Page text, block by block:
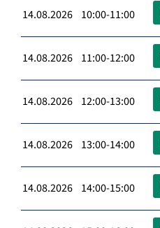
14.08.2026 10:00-11:00
14.08.2026 11:00-12:00
14.08.2026 12:00-13:00
14.08.2026 13:00-14:00
14.08.2026 14:00-15:00